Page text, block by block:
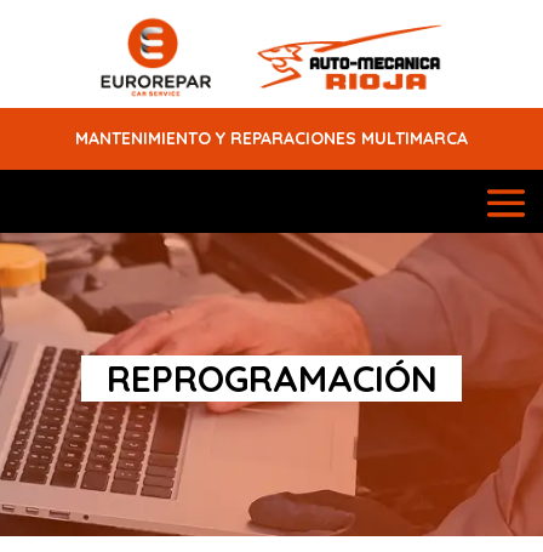
MANTENIMIENTO Y REPARACIONES MULTIMARCA
REPROGRAMACIÓN